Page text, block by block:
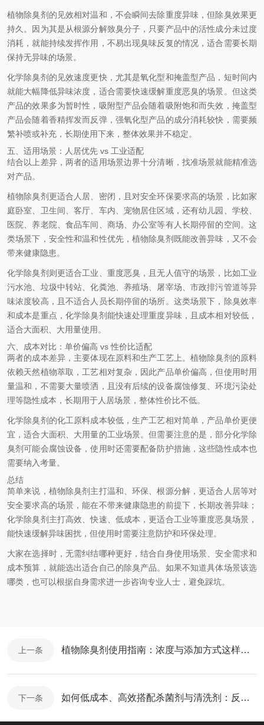
植物除臭剂的见效相对温和，不会瞬间去除重度异味，但除臭效果更
持久。因为其是从根源分解致臭分子，只要产品中的活性成分未过度
消耗，就能持续发挥作用，不易出现臭味反复的情况，适合需要长期
保持无异味的场景。
化学除臭剂的见效速度更快，尤其是氧化型和掩盖型产品，短时间内
就能大幅降低异味浓度，适合需要快速缓解重度恶臭的场景。但这类
产品的效果多为暂时性，吸附型产品会随着吸附饱和而失效，掩盖型
产品会随着香精挥发而反弹，强氧化型产品的成分消耗较快，需要频
繁补喷或补充，长期使用下来，整体效果并不稳定。
五、适用场景：人居优先 vs 工业适配
结合以上差异，两者的适用场景边界十分清晰，找准场景就能精准选
对产品。
植物除臭剂更适合人居、密闭，且对安全环保要求高的场景，比如家
庭卧室、卫生间、客厅、车内、宠物居住区域，还有幼儿园、学校、
医院、养老院、食品车间、商场、办公室等有人长期停留的空间。这
类场景下，安全性和温和性优先，植物除臭剂既能改善异味，又不会
带来健康隐患。
化学除臭剂则更适合工业、重度恶臭，且无人值守的场景，比如工业
污水池、垃圾中转站、化粪池、养殖场、屠宰场、市政排污管道等异
味浓度较高，且不适合人员长期停留的场所。这类场景下，除臭效率
和成本是重点，化学除臭剂能快速处理重度异味，且成本相对较低，
适合大面积、大用量使用。
六、成本对比：单价偏高 vs 性价比适配
两者的成本差异，主要体现在原料和生产工艺上。植物除臭剂的原料
依赖天然植物萃取，工艺相对复杂，因此产品单价偏高，但使用时用
量温和，不需要大量喷洒，且没有后续的设备腐蚀修复、环境污染处
理等隐性成本，长期用于人居场景，整体性价比不低。
化学除臭剂的化工原料成本较低，生产工艺相对简单，产品单价更便
宜，适合大面积、大用量的工业场景。但需要注意的是，部分化学除
臭剂可能会腐蚀设备，使用时还需要配备防护措施，这些隐性成本也
需要纳入考量。
总结
简单来说，植物除臭剂主打温和、环保、根源分解，更适合人居等对
安全要求高的场景，能在不带来健康隐患的前提下，长期改善异味；
化学除臭剂主打高效、快速、低成本，更适合工业等重度恶臭场景，
能快速缓解异味困扰，但使用时需要注意防护和环保处理。
大家在选择时，无需纠结哪种更好，结合自身使用场景、安全需求和
成本预算，就能选出适合自己的除臭产品。如果不知道具体场景该选
哪类，也可以根据自身需求进一步咨询专业人士，避免踩坑。
上一条 植物除臭剂使用指南：浓度与添加方式这样把控，除臭更高效
下一条 如何低成本、高效搭配杀菌剂与清洗剂：反渗透现场实用方案